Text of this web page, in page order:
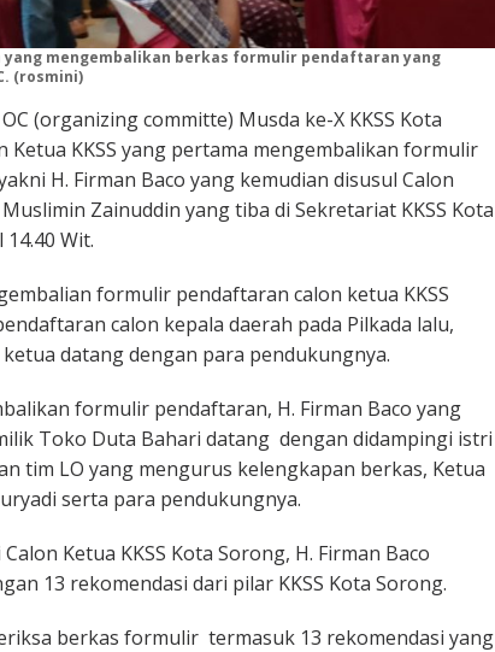
yang mengembalikan berkas formulir pendaftaran yang
(rosmini)
(organizing committe) Musda ke-X KKSS Kota
Ketua KKSS yang pertama mengembalikan formulir
H. Firman Baco yang kemudian disusul Calon
Zainuddin yang tiba di Sekretariat KKSS Kota
Wit.
formulir pendaftaran calon ketua KKSS
calon kepala daerah pada Pilkada lalu,
datang dengan para pendukungnya.
formulir pendaftaran, H. Firman Baco yang
Toko Duta Bahari datang dengan didampingi istri
tim LO yang mengurus kelengkapan berkas, Ketua
serta para pendukungnya.
Ketua KKSS Kota Sorong, H. Firman Baco
13 rekomendasi dari pilar KKSS Kota Sorong.
berkas formulir termasuk 13 rekomendasi yang